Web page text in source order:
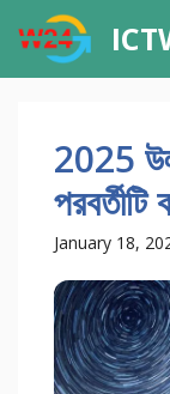
content
2025
January 18,